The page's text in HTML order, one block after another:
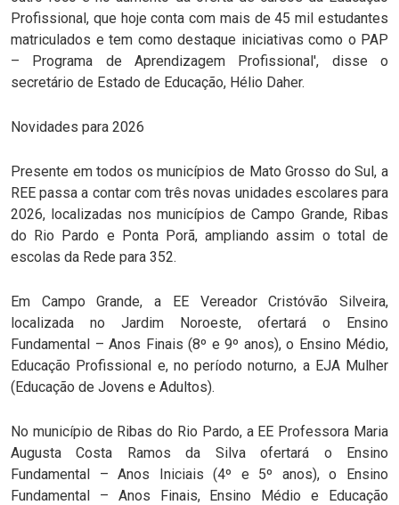
Profissional, que hoje conta com mais de 45 mil estudantes
matriculados e tem como destaque iniciativas como o PAP
– Programa de Aprendizagem Profissional', disse o
secretário de Estado de Educação, Hélio Daher.
Novidades para 2026
Presente em todos os municípios de Mato Grosso do Sul, a
REE passa a contar com três novas unidades escolares para
2026, localizadas nos municípios de Campo Grande, Ribas
do Rio Pardo e Ponta Porã, ampliando assim o total de
escolas da Rede para 352.
Em Campo Grande, a EE Vereador Cristóvão Silveira,
localizada no Jardim Noroeste, ofertará o Ensino
Fundamental – Anos Finais (8º e 9º anos), o Ensino Médio,
Educação Profissional e, no período noturno, a EJA Mulher
(Educação de Jovens e Adultos).
No município de Ribas do Rio Pardo, a EE Professora Maria
Augusta Costa Ramos da Silva ofertará o Ensino
Fundamental – Anos Iniciais (4º e 5º anos), o Ensino
Fundamental – Anos Finais, Ensino Médio e Educação